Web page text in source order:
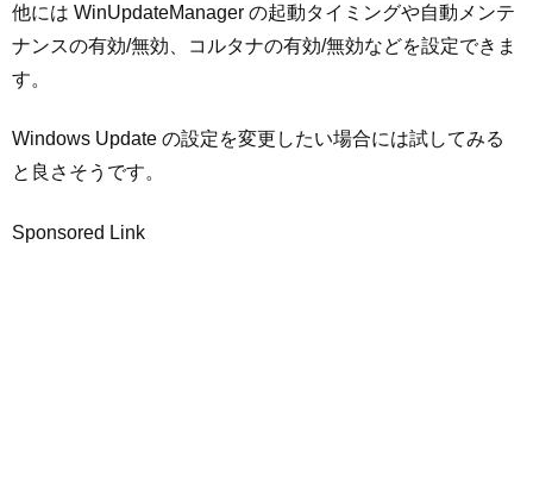
他には WinUpdateManager の起動タイミングや自動メンテ
ナンスの有効/無効、コルタナの有効/無効などを設定できま
す。
Windows Update の設定を変更したい場合には試してみる
と良さそうです。
Sponsored Link